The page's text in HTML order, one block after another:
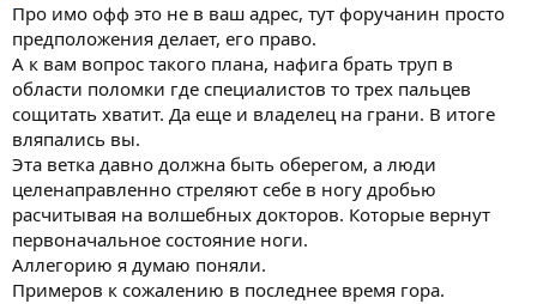
Про имо офф это не в ваш адрес, тут форучанин просто
предположения делает, его право.
А к вам вопрос такого плана, нафига брать труп в
области поломки где специалистов то трех пальцев
сощитать хватит. Да еще и владелец на грани. В итоге
вляпались вы.
Эта ветка давно должна быть оберегом, а люди
целенаправленно стреляют себе в ногу дробью
расчитывая на волшебных докторов. Которые вернут
первоначальное состояние ноги.
Аллегорию я думаю поняли.
Примеров к сожалению в последнее время гора.